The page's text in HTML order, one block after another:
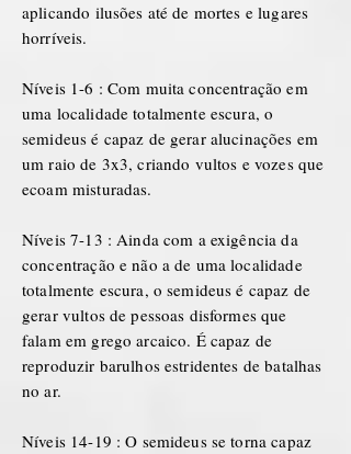
aplicando ilusões até de mortes e lugares
horríveis.
Níveis 1-6 : Com muita concentração em
uma localidade totalmente escura, o
semideus é capaz de gerar alucinações em
um raio de 3x3, criando vultos e vozes que
ecoam misturadas.
Níveis 7-13 : Ainda com a exigência da
concentração e não a de uma localidade
totalmente escura, o semideus é capaz de
gerar vultos de pessoas disformes que
falam em grego arcaico. É capaz de
reproduzir barulhos estridentes de batalhas
no ar.
Níveis 14-19 : O semideus se torna capaz